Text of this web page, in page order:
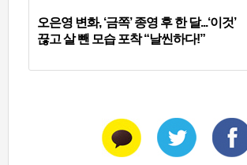
오은영 변화, ‘금쪽’ 종영 후 한 달...‘이것’
끊고 살 뺀 모습 포착 “날씬하다!”